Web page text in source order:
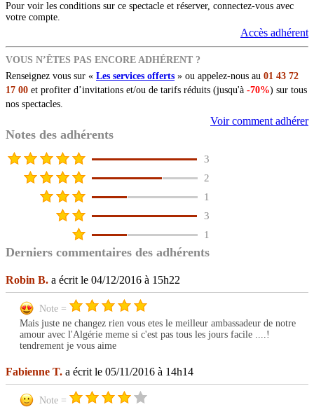
Pour voir les conditions sur ce spectacle et réserver, connectez-vous avec
votre compte.
Accès adhérent
VOUS N’ÊTES PAS ENCORE ADHÉRENT ?
Renseignez vous sur « Les services offerts » ou appelez-nous au 01 43 72
17 00 et profiter d’invitations et/ou de tarifs réduits (jusqu'à -70%) sur tous
nos spectacles.
Voir comment adhérer
Notes des adhérents
3
2
1
3
1
Derniers commentaires des adhérents
Robin B. a écrit le 04/12/2016 à 15h22
Note =
Mais juste ne changez rien vous etes le meilleur ambassadeur de notre
amour avec l'Algérie meme si c'est pas tous les jours facile ....!
tendrement je vous aime
Fabienne T. a écrit le 05/11/2016 à 14h14
Note =